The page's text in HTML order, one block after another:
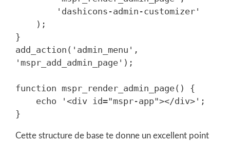
}
add_action('admin_menu',
'mspr_add_admin_page');
function mspr_render_admin_page() {
Cette structure de base te donne un excellent point